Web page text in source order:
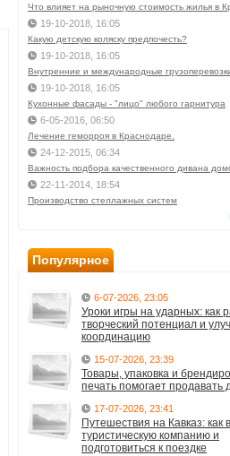
Что влияет на рыночную стоимость жилья в
19-10-2018, 16:05
Какую детскую коляску предпочесть?
19-10-2018, 16:05
Внутренние и международные
19-10-2018, 16:05
Кухонные фасады - "лицо" любого гарнитура
6-05-2016, 06:50
Лечение геморроя в Краснодаре.
24-12-2015, 06:34
Важность подбора качественного дивана
22-11-2014, 18:54
Производство стеллажных систем
Популярное
6-07-2026, 23:05
Уроки игры на ударных: как
творческий потенциал и
координацию
15-07-2026, 23:39
Товары, упаковка и
печать помогает продавать
17-07-2026, 23:41
Путешествия на Кавказ: как
туристическую компанию и
подготовиться к поездке